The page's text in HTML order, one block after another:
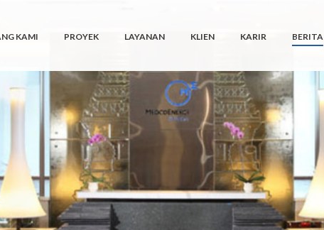
KAMI PROYEK LAYANAN KLIEN KARIR BERITA